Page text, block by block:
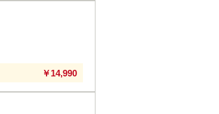
￥14,990